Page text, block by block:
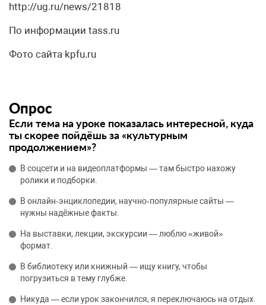
http://ug.ru/news/21818
По информации tass.ru
Фото сайта kpfu.ru
Опрос
Если тема на уроке показалась интересной, куда
ты скорее пойдёшь за «культурным
продолжением»?
В соцсети и на видеоплатформы — там быстро нахожу
ролики и подборки.
В онлайн‑энциклопедии, научно‑популярные сайты —
нужны надёжные факты.
На выставки, лекции, экскурсии — люблю «живой»
формат.
В библиотеку или книжный — ищу книгу, чтобы
погрузиться в тему глубже.
Никуда — если урок закончился, я переключаюсь на отдых.